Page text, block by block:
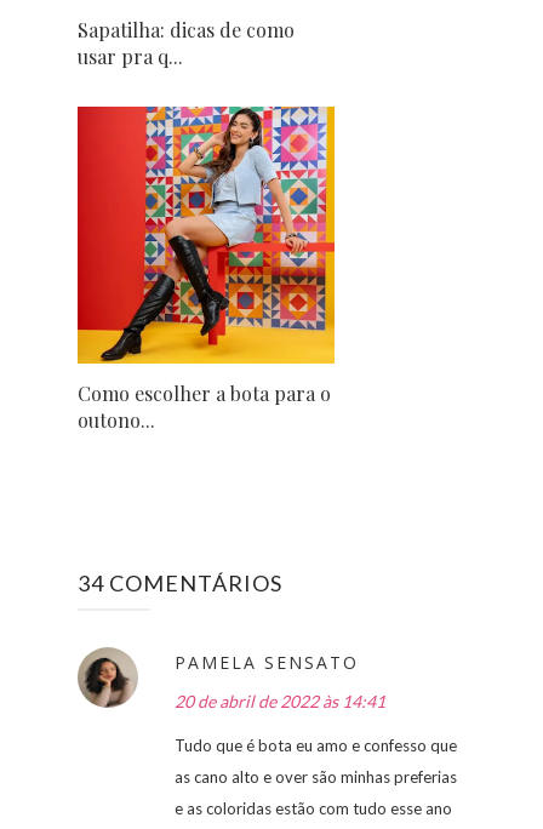
Sapatilha: dicas de como
usar pra q...
Como escolher a bota para o
outono...
34 COMENTÁRIOS
PAMELA SENSATO
20 de abril de 2022 às 14:41
Tudo que é bota eu amo e confesso que
as cano alto e over são minhas preferias
e as coloridas estão com tudo esse ano